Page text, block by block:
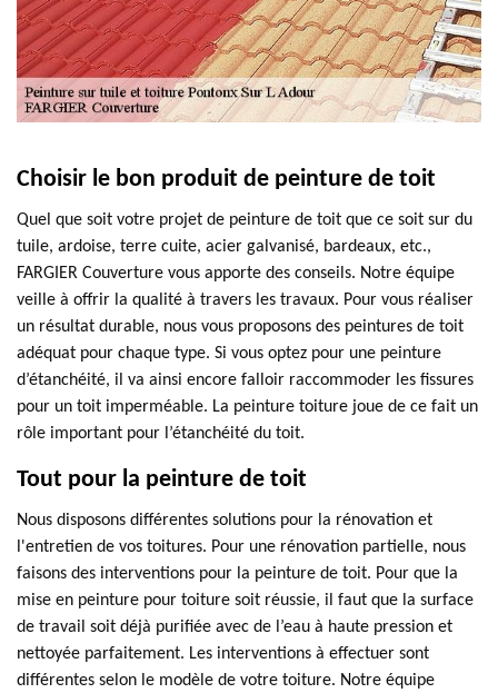
Choisir le bon produit de peinture de toit
Quel que soit votre projet de peinture de toit que ce soit sur du
tuile, ardoise, terre cuite, acier galvanisé, bardeaux, etc.,
FARGIER Couverture vous apporte des conseils. Notre équipe
veille à offrir la qualité à travers les travaux. Pour vous réaliser
un résultat durable, nous vous proposons des peintures de toit
adéquat pour chaque type. Si vous optez pour une peinture
d’étanchéité, il va ainsi encore falloir raccommoder les fissures
pour un toit imperméable. La peinture toiture joue de ce fait un
rôle important pour l’étanchéité du toit.
Tout pour la peinture de toit
Nous disposons différentes solutions pour la rénovation et
l'entretien de vos toitures. Pour une rénovation partielle, nous
faisons des interventions pour la peinture de toit. Pour que la
mise en peinture pour toiture soit réussie, il faut que la surface
de travail soit déjà purifiée avec de l’eau à haute pression et
nettoyée parfaitement. Les interventions à effectuer sont
différentes selon le modèle de votre toiture. Notre équipe